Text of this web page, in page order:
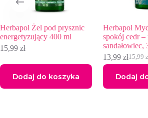
prysznic
ml
Herbapol Mydło w płynie
spokój cedr – rozmaryn –
sandałowiec, 390 ml
Pierwotna
wynosiła:
15,99 zł.
wynosi:
13,99 zł.
Dodaj do koszyka